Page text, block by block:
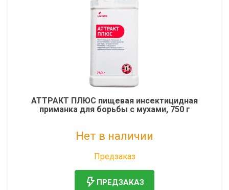
АТТРАКТ ПЛЮС пищевая инсектицидная
приманка для борьбы с мухами, 750 г
Нет в наличии
Предзаказ
ПРЕДЗАКАЗ